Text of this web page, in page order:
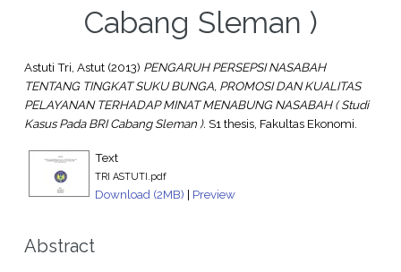
Cabang Sleman )
Astuti Tri, Astut(2013) PENGARUH PERSEPSI NASABAH
TENTANG TINGKAT SUKU BUNGA, PROMOSI DAN KUALITAS
PELAYANAN TERHADAP MINAT MENABUNG NASABAH ( Studi
Kasus Pada BRI Cabang Sleman ). S1 thesis, Fakultas Ekonomi.
Text
TRI ASTUTI.pdf
Download (2MB) | Preview
Abstract